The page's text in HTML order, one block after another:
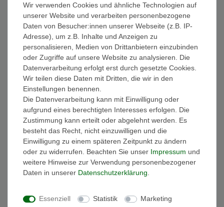
ANIA HAIE B042-01G-L Damen Armband
Sterling-Silber 925 Gold 18,5 cm
UVP 75,00 €
In den Warenkorb
*inkl. ges. MwSt.zzgl.Versandkosten
ANIA HAIE B044-02G Damen Armband Sterling-
Silber 925 Gold blau 20 cm
UVP 45,00 € 38,25 € *
In den Warenkorb
Wichtige Informationen
Wir verwenden Cookies und ähnliche Technologien auf
unserer Website und verarbeiten personenbezogene
Daten von Besucher:innen unserer Webseite (z.B. IP-
Adresse), um z.B. Inhalte und Anzeigen zu
personalisieren, Medien von Drittanbietern einzubinden
oder Zugriffe auf unsere Website zu analysieren. Die
Datenverarbeitung erfolgt erst durch gesetzte Cookies.
Wir teilen diese Daten mit Dritten, die wir in den
Einstellungen benennen.
Die Datenverarbeitung kann mit Einwilligung oder
aufgrund eines berechtigten Interesses erfolgen. Die
Zustimmung kann erteilt oder abgelehnt werden. Es
besteht das Recht, nicht einzuwilligen und die
Einwilligung zu einem späteren Zeitpunkt zu ändern
oder zu widerrufen. Beachten Sie unser Impressum und
weitere Hinweise zur Verwendung personenbezogener
Daten in unserer Daten­schutz­erklärung
Essenziell Statistik Marketing